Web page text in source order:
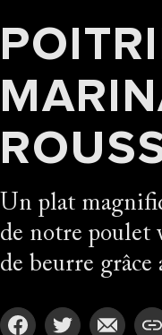
Un plat
de notre poulet
de beurre grâce